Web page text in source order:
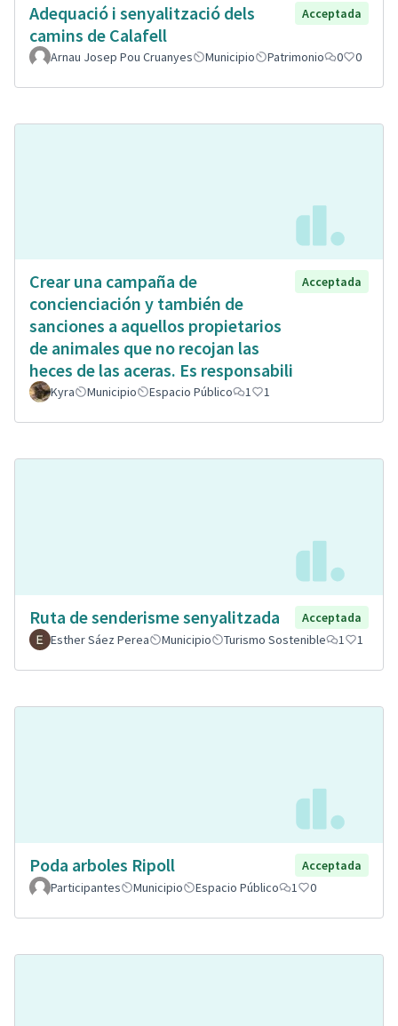
Adequació i senyalització dels
camins de Calafell
Acceptada
Arnau Josep Pou Cruanyes Municipio Patrimonio 0 0
Crear una campaña de
concienciación y también de
sanciones a aquellos propietarios
de animales que no recojan las
heces de las aceras. Es responsabili
Acceptada
Kyra Municipio Espacio Público 1 1
Ruta de senderisme senyalitzada
Acceptada
Esther Sáez Perea
Municipio Turismo Sostenible 1 1
Poda arboles Ripoll
Acceptada
Participantes
Municipio Espacio Público 1 0